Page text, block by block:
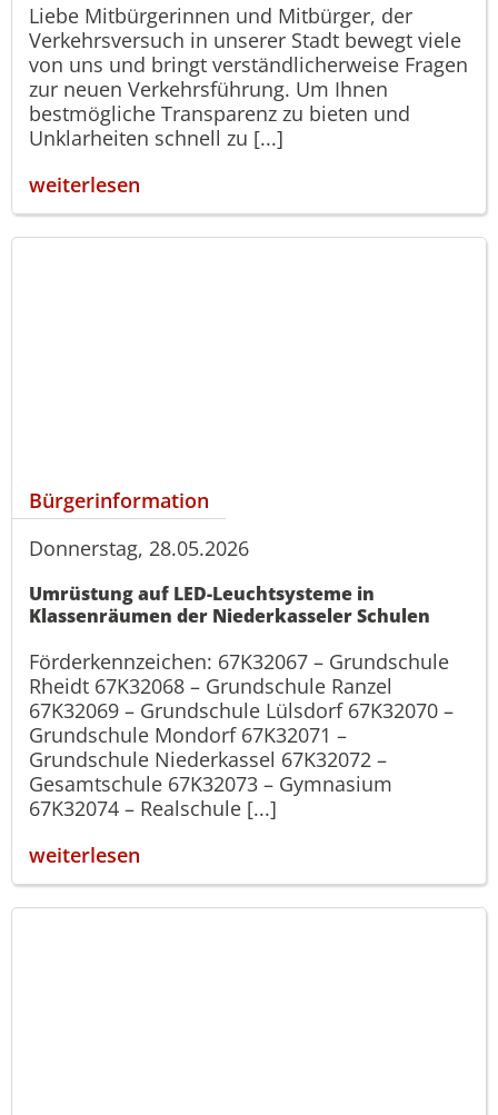
Liebe Mitbürgerinnen und Mitbürger, der
Verkehrsversuch in unserer Stadt bewegt viele
von uns und bringt verständlicherweise Fragen
zur neuen Verkehrsführung. Um Ihnen
bestmögliche Transparenz zu bieten und
Unklarheiten schnell zu [...]
weiterlesen
Bürgerinformation
Donnerstag, 28.05.2026
Umrüstung auf LED-Leuchtsysteme in
Klassenräumen der Niederkasseler Schulen
Förderkennzeichen: 67K32067 – Grundschule
Rheidt 67K32068 – Grundschule Ranzel
67K32069 – Grundschule Lülsdorf 67K32070 –
Grundschule Mondorf 67K32071 –
Grundschule Niederkassel 67K32072 –
Gesamtschule 67K32073 – Gymnasium
67K32074 – Realschule [...]
weiterlesen